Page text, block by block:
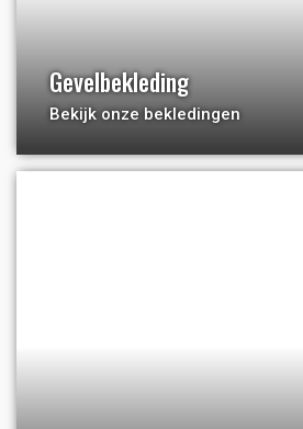
Gevelbekleding
Bekijk onze bekledingen